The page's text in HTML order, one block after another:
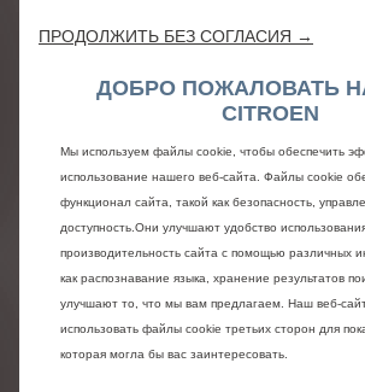
ПРОДОЛЖИТЬ БЕЗ СОГЛАСИЯ →
ДОБРО ПОЖАЛОВАТЬ
CITROEN
Мы используем файлы cookie, чтобы обеспечить
использование нашего веб-сайта. Файлы cookie
функционал сайта, такой как безопасность,
доступность.Они улучшают удобство
производительность сайта с помощью различных
как распознавание языка, хранение результатов
улучшают то, что мы вам предлагаем. Наш веб-
использовать файлы cookie третьих сторон для
которая могла бы вас заинтересовать.